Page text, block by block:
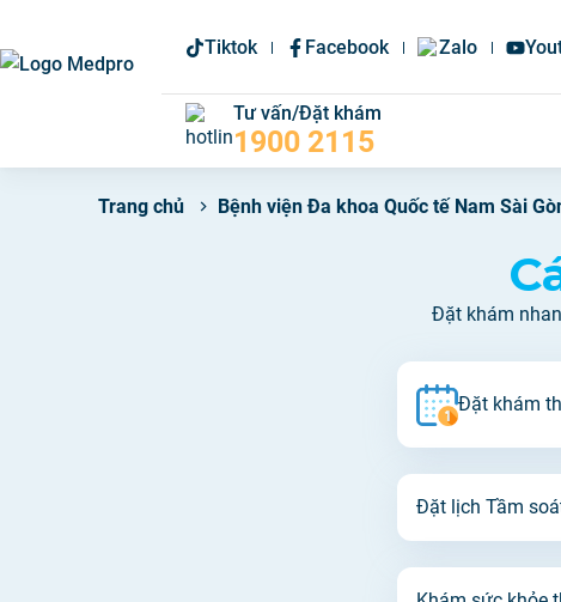
Tiktok Facebook Zalo
Tư vấn/Đặt khám
1900 2115
Trang chủ Bệnh viện Đa khoa Quốc tế Nam Sài
Đặt khám
Đặt khám
Đặt lịch Tầm